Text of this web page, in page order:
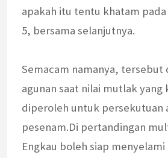
apakah itu tentu khatam
5, bersama selanjutnya.
Semacam namanya, tersebut
agunan saat nilai mutlak yang
diperoleh untuk persekutuan
pesenam.Di pertandingan
Engkau boleh siap